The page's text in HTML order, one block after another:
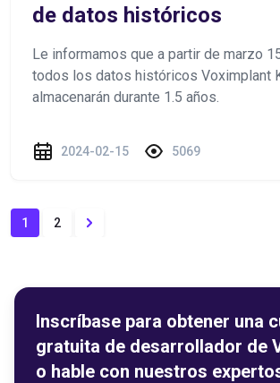
de datos históricos
Le informamos que a partir de marzo
todos los datos históricos Voximplant
almacenarán durante 1.5 años.
2024-02-15 5069
1 2
Inscríbase para obtener una
gratuita de desarrollador de
o hable con nuestros